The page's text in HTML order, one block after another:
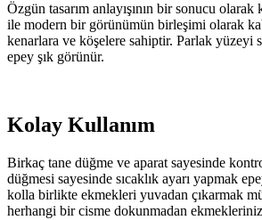
Özgün tasarım anlayışının bir sonucu olarak
ile modern bir görünümün birleşimi olarak
kenarlara ve köşelere sahiptir. Parlak yüzeyi
epey şık görünür.
Kolay Kullanım
Birkaç tane düğme ve aparat sayesinde
düğmesi sayesinde sıcaklık ayarı yapmak
kolla birlikte ekmekleri yuvadan çıkarmak
herhangi bir cisme dokunmadan